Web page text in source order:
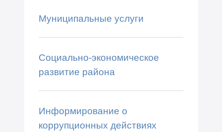
Муниципальные услуги
Социально-экономическое
развитие района
Информирование о
коррупционных действиях